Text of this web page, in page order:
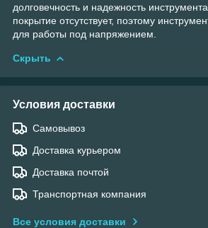
долговечность и надежность
покрытие отсутствует, поэтому
для работы под напряжением.
Скрыть
Условия доставки
Самовывоз
Доставка курьером
Доставка почтой
Транспортная компания
Все условия доставки